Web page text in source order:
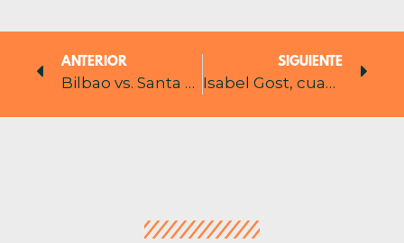
ANTERIOR
Bilbao vs. Santa Cruz de Tenerife
SIGUIENTE
Isabel Gost, cuando el cielo es la meta